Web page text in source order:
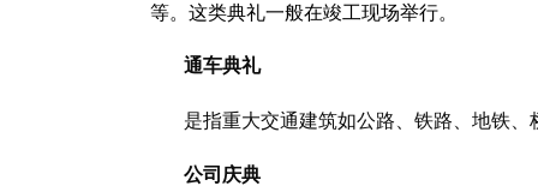
等。这类典礼一般在竣工现场举行。
通车典礼
是指重大交通建筑如公路、铁路、地铁、
公司庆典